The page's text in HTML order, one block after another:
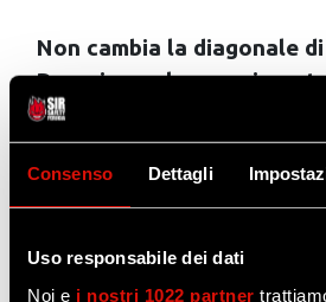
Consenso Dettagli
Uso responsabile dei dati
Noi e i nostri 1022 partner
Non cambia la diagonale
Perugia per la prossima
Ben Tara resta alla Sir
terza stagione
stagione che coincide con
sua permanenza nel
visto che, proprio con la